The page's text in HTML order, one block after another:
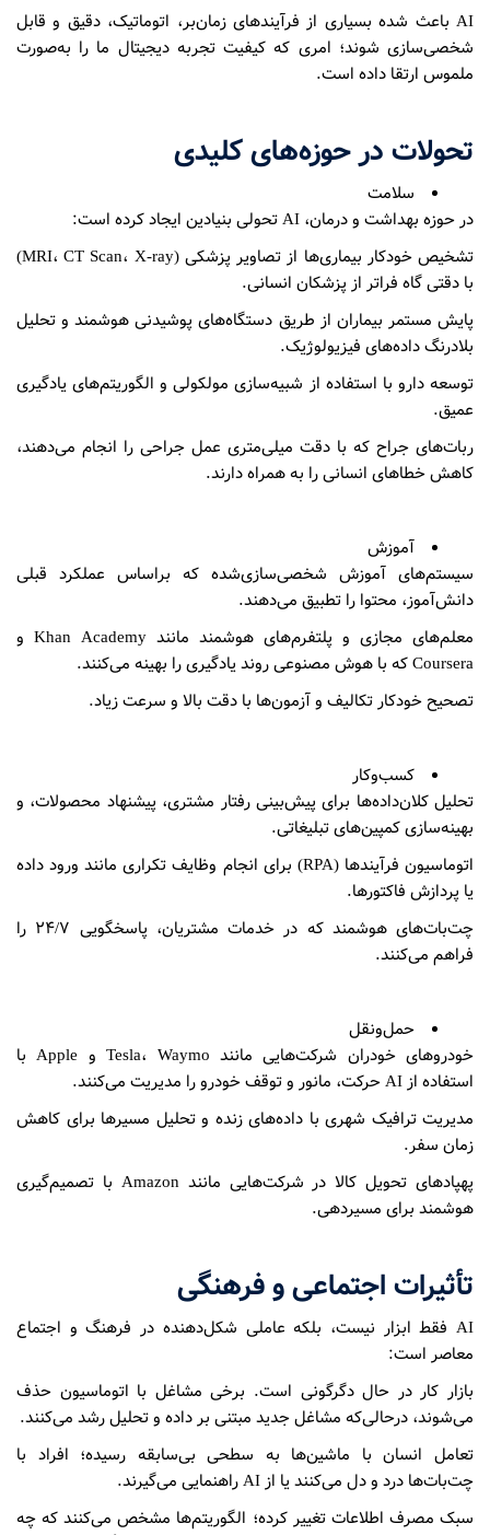
AI باعث شده بسیاری از فرآیندهای زمان‌بر، اتوماتیک، دقیق و قابل
شخصی‌سازی شوند؛ امری که کیفیت تجربه دیجیتال ما را به‌صورت
ملموس ارتقا داده است.
تحولات در حوزه‌های کلیدی
سلامت
در حوزه بهداشت و درمان، AI تحولی بنیادین ایجاد کرده است:
تشخیص خودکار بیماری‌ها از تصاویر پزشکی (MRI، CT Scan، X-ray)
با دقتی گاه فراتر از پزشکان انسانی.
پایش مستمر بیماران از طریق دستگاه‌های پوشیدنی هوشمند و تحلیل
بلادرنگ داده‌های فیزیولوژیک.
توسعه دارو با استفاده از شبیه‌سازی مولکولی و الگوریتم‌های یادگیری
عمیق.
ربات‌های جراح که با دقت میلی‌متری عمل جراحی را انجام می‌دهند،
کاهش خطاهای انسانی را به همراه دارند.
آموزش
سیستم‌های آموزش شخصی‌سازی‌شده که براساس عملکرد قبلی
دانش‌آموز، محتوا را تطبیق می‌دهند.
معلم‌های مجازی و پلتفرم‌های هوشمند مانند Khan Academy و
Coursera که با هوش مصنوعی روند یادگیری را بهینه می‌کنند.
تصحیح خودکار تکالیف و آزمون‌ها با دقت بالا و سرعت زیاد.
کسب‌وکار
تحلیل کلان‌داده‌ها برای پیش‌بینی رفتار مشتری، پیشنهاد محصولات، و
بهینه‌سازی کمپین‌های تبلیغاتی.
اتوماسیون فرآیندها (RPA) برای انجام وظایف تکراری مانند ورود داده
یا پردازش فاکتورها.
چت‌بات‌های هوشمند که در خدمات مشتریان، پاسخگویی ۲۴/۷ را
فراهم می‌کنند.
حمل‌ونقل
خودروهای خودران شرکت‌هایی مانند Tesla، Waymo و Apple با
استفاده از AI حرکت، مانور و توقف خودرو را مدیریت می‌کنند.
مدیریت ترافیک شهری با داده‌های زنده و تحلیل مسیرها برای کاهش
زمان سفر.
پهپادهای تحویل کالا در شرکت‌هایی مانند Amazon با تصمیم‌گیری
هوشمند برای مسیردهی.
تأثیرات اجتماعی و فرهنگی
AI فقط ابزار نیست، بلکه عاملی شکل‌دهنده در فرهنگ و اجتماع
معاصر است:
بازار کار در حال دگرگونی است. برخی مشاغل با اتوماسیون حذف
می‌شوند، درحالی‌که مشاغل جدید مبتنی بر داده و تحلیل رشد می‌کنند.
تعامل انسان با ماشین‌ها به سطحی بی‌سابقه رسیده؛ افراد با
چت‌بات‌ها درد و دل می‌کنند یا از AI راهنمایی می‌گیرند.
سبک مصرف اطلاعات تغییر کرده؛ الگوریتم‌ها مشخص می‌کنند که چه